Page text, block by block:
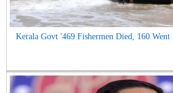
Kerala Govt '469 Fishermen Died, 160